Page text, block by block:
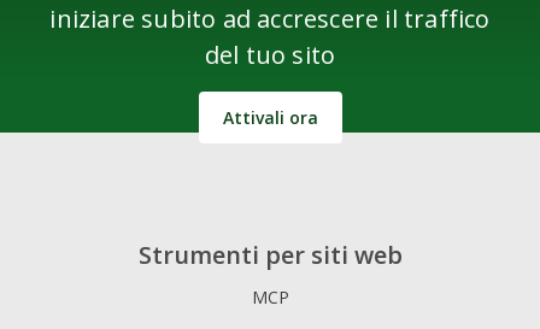
iniziare subito ad accrescere il traffico
del tuo sito
Attivali ora
Strumenti per siti web
MCP